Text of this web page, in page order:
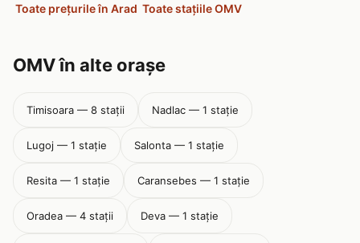
Toate prețurile în Arad Toate stațiile OMV
OMV în alte orașe
Timisoara — 8 stații Nadlac — 1 stație
Lugoj — 1 stație Salonta — 1 stație
Resita — 1 stație Caransebes — 1 stație
Oradea — 4 stații Deva — 1 stație